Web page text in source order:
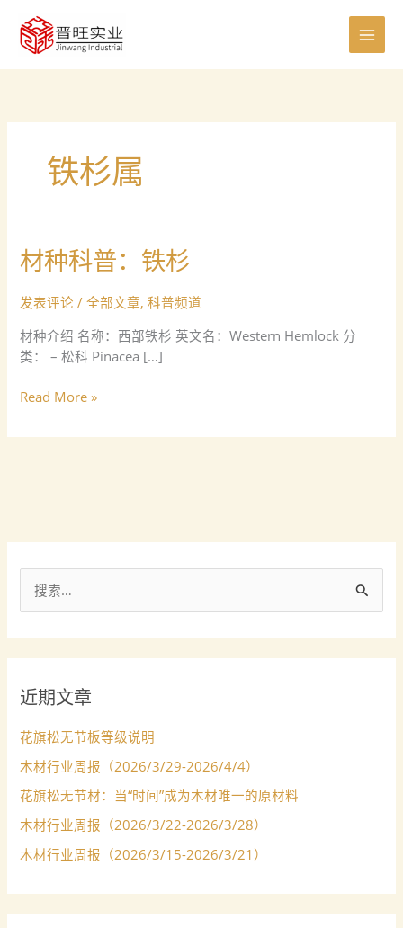
容
索
：
近期文章
花旗松无节板等级说明
木材行业周报（2026/3/29-2026/4/4）
花旗松无节材：当“时间”成为木材唯一的原材料
木材行业周报（2026/3/22-2026/3/28）
木材行业周报（2026/3/15-2026/3/21）
铁杉属
材种科普：铁杉
发表评论 /全部文章,科普频道
材种介绍 名称：西部铁杉 英文名：Western Hemlock 分
类： – 松科 Pinacea […]
材
种
科
普：
铁
杉
Read More »